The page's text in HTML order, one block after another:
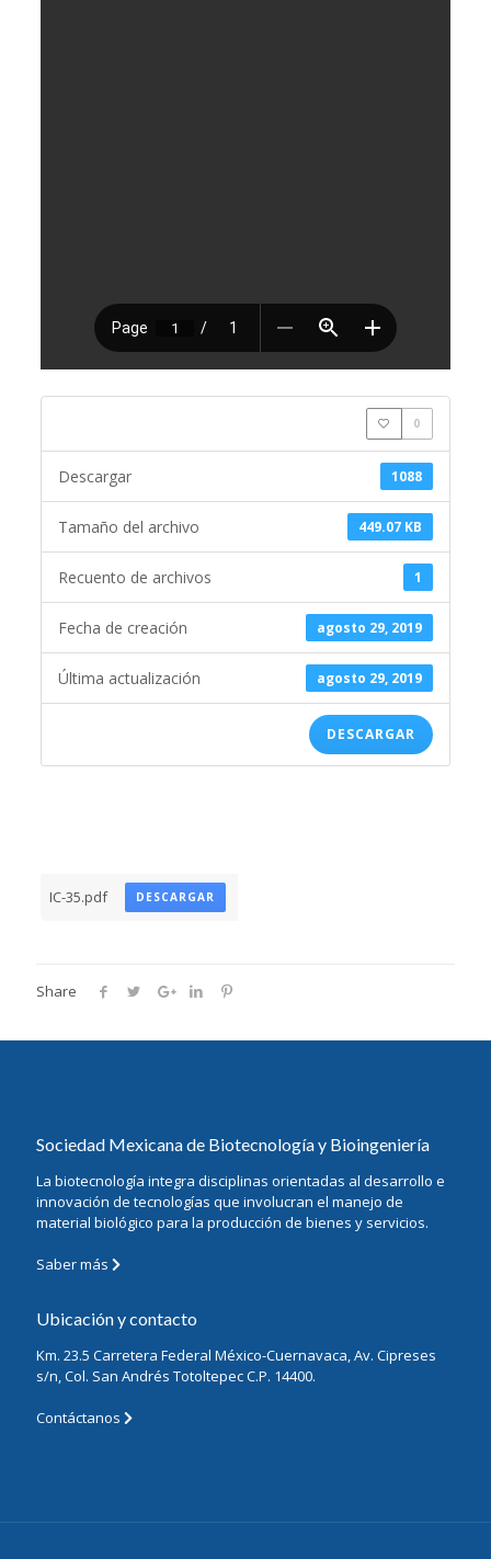
0
1088
Descargar
449.07 KB
Tamaño del archivo
1
Recuento de archivos
agosto 29, 2019
Fecha de creación
agosto 29, 2019
Última actualización
DESCARGAR
IC-35.pdf DESCARGAR
Share
Sociedad Mexicana de Biotecnología y Bioingeniería
La biotecnología integra disciplinas orientadas al desarrollo e
innovación de tecnologías que involucran el manejo de
material biológico para la producción de bienes y servicios.
Saber más
Ubicación y contacto
Km. 23.5 Carretera Federal México-Cuernavaca, Av. Cipreses
s/n, Col. San Andrés Totoltepec C.P. 14400.
Contáctanos